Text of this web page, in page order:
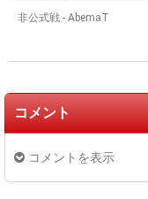
非公式戦 - AbemaT
コメント
コメントを表示